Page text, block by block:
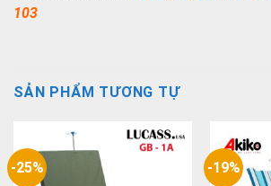
103
SẢN PHẨM TƯƠNG TỰ
-25% -19%